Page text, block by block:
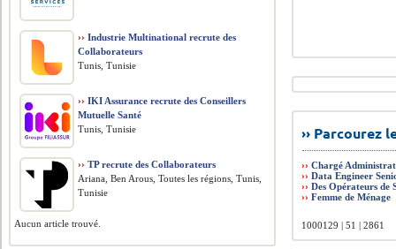
››
››Chargé
››Data Engineer
››Des Opérateurs de
››Femme de Ménage
1000129 | 51 | 2861
›› Industrie Multinational recrute des
Collaborateurs
Tunis, Tunisie
›› IKI Assurance recrute des Conseillers
Mutuelle Santé
Tunis, Tunisie
›› TP recrute des Collaborateurs
Ariana, Ben Arous, Toutes les régions, Tunis,
Tunisie
Aucun article trouvé.